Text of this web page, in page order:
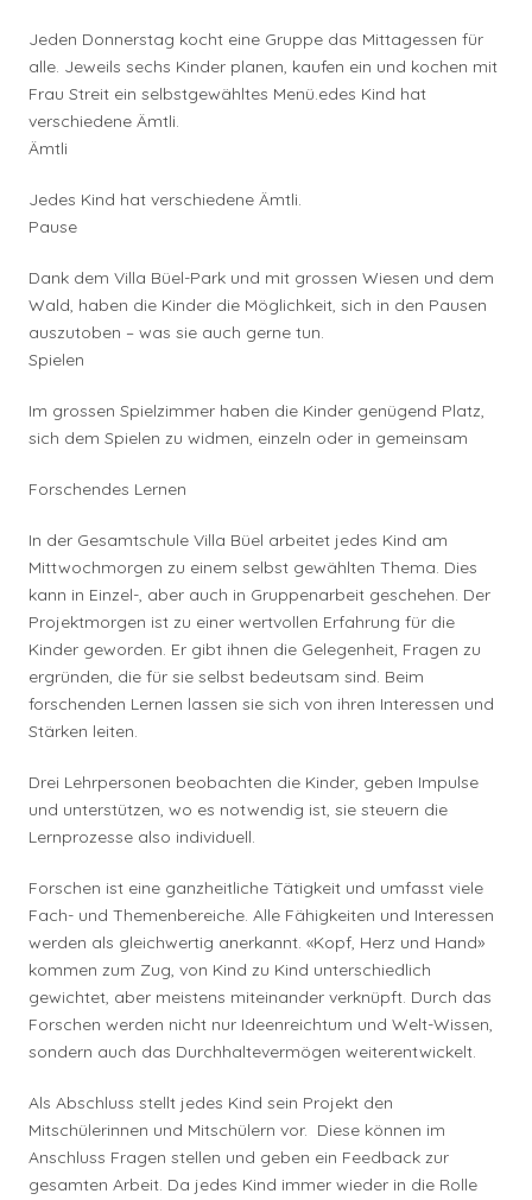
Jeden Donnerstag kocht eine Gruppe das Mittagessen für
alle. Jeweils sechs Kinder planen, kaufen ein und kochen mit
Frau Streit ein selbstgewähltes Menü.edes Kind hat
verschiedene Ämtli.
Ämtli
Jedes Kind hat verschiedene Ämtli.
Pause
Dank dem Villa Büel-Park und mit grossen Wiesen und dem
Wald, haben die Kinder die Möglichkeit, sich in den Pausen
auszutoben – was sie auch gerne tun.
Spielen
Im grossen Spielzimmer haben die Kinder genügend Platz,
sich dem Spielen zu widmen, einzeln oder in gemeinsam
Forschendes Lernen
In der Gesamtschule Villa Büel arbeitet jedes Kind am
Mittwochmorgen zu einem selbst gewählten Thema. Dies
kann in Einzel-, aber auch in Gruppenarbeit geschehen. Der
Projektmorgen ist zu einer wertvollen Erfahrung für die
Kinder geworden. Er gibt ihnen die Gelegenheit, Fragen zu
ergründen, die für sie selbst bedeutsam sind. Beim
forschenden Lernen lassen sie sich von ihren Interessen und
Stärken leiten.
Drei Lehrpersonen beobachten die Kinder, geben Impulse
und unterstützen, wo es notwendig ist, sie steuern die
Lernprozesse also individuell.
Forschen ist eine ganzheitliche Tätigkeit und umfasst viele
Fach- und Themenbereiche. Alle Fähigkeiten und Interessen
werden als gleichwertig anerkannt. «Kopf, Herz und Hand»
kommen zum Zug, von Kind zu Kind unterschiedlich
gewichtet, aber meistens miteinander verknüpft. Durch das
Forschen werden nicht nur Ideenreichtum und Welt-Wissen,
sondern auch das Durchhaltevermögen weiterentwickelt.
Als Abschluss stellt jedes Kind sein Projekt den
Mitschülerinnen und Mitschülern vor. Diese können im
Anschluss Fragen stellen und geben ein Feedback zur
gesamten Arbeit. Da jedes Kind immer wieder in die Rolle